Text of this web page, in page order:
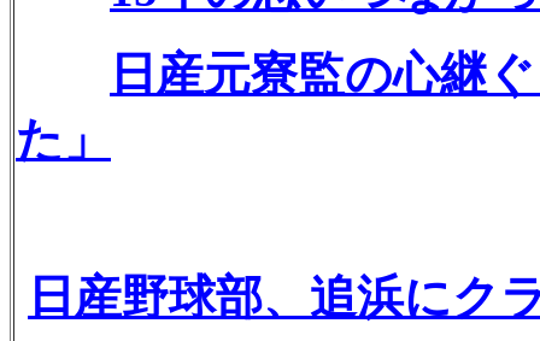
日産元寮監の心継
た」
日産野球部、追浜にク